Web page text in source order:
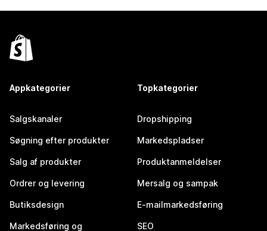
Appkategorier
Salgskanaler
Søgning efter produkter
Salg af produkter
Ordrer og levering
Butiksdesign
Markedsføring og
Topkategorier
Dropshipping
Markedspladser
Produktanmeldelser
Mersalg og sampak
E-mailmarkedsføring
SEO